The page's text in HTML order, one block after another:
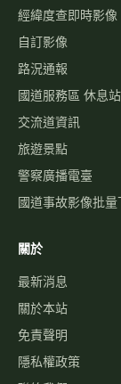
經緯度查即時影像
自訂影像
路況通報
國道服務區 休息站
交流道資訊
旅遊景點
警察廣播電臺
國道事故影像批量
關於
最新消息
關於本站
免責聲明
隱私權政策